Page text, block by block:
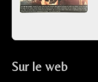
Sur le web